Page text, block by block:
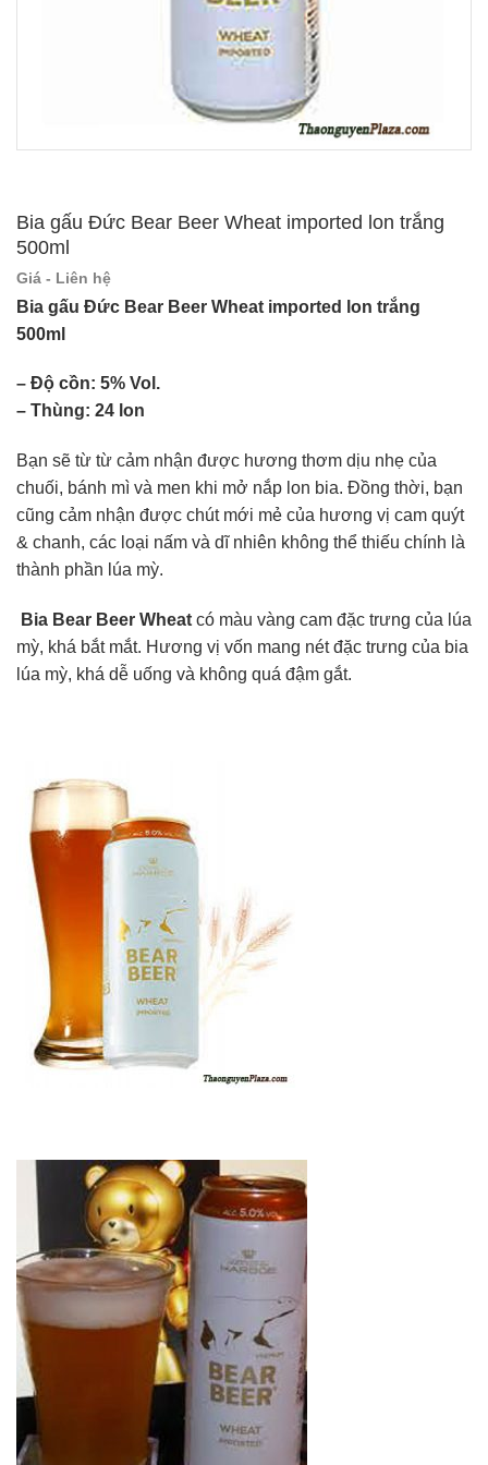
Bia gấu Đức Bear Beer Wheat imported lon trắng
500ml
Giá - Liên hệ
Bia gấu Đức Bear Beer Wheat imported lon trắng
500ml
– Độ cồn: 5% Vol.
– Thùng: 24 lon
Bạn sẽ từ từ cảm nhận được hương thơm dịu nhẹ của
chuối, bánh mì và men khi mở nắp lon bia. Đồng thời, bạn
cũng cảm nhận được chút mới mẻ của hương vị cam quýt
& chanh, các loại nấm và dĩ nhiên không thể thiếu chính là
thành phần lúa mỳ.
Bia Bear Beer Wheat có màu vàng cam đặc trưng của lúa
mỳ, khá bắt mắt. Hương vị vốn mang nét đặc trưng của bia
lúa mỳ, khá dễ uống và không quá đậm gắt.